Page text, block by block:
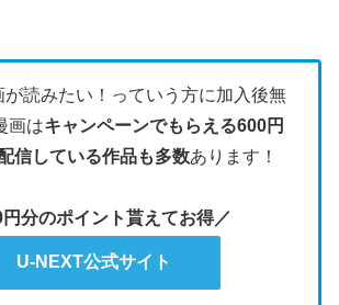
が読みたい！っていう方に加入後無
画はキャンペーンでもらえる600円
信している作品も多数あります！
円分のポイント貰えてお得／
U-NEXT公式サイト